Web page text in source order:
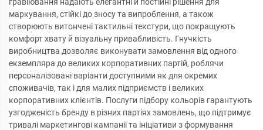
маркування, стійкі до зносу та випроблення, а також
створюють витончені тактильні текстури, що покращують
комфорт хвату й візуальну привабливість. Гнучкість
виробництва дозволяє виконувати замовлення від одного
екземпляра до великих корпоративних партій, роблячи
персоналізовані варіанти доступними як для окремих
споживачів, так і для малих підприємств і великих
корпоративних клієнтів. Послуги підбору кольорів гарантують
узгодженість бренду в різних партіях замовлень, що підтримує
тривалі маркетингові кампанії та ініціативи з формування